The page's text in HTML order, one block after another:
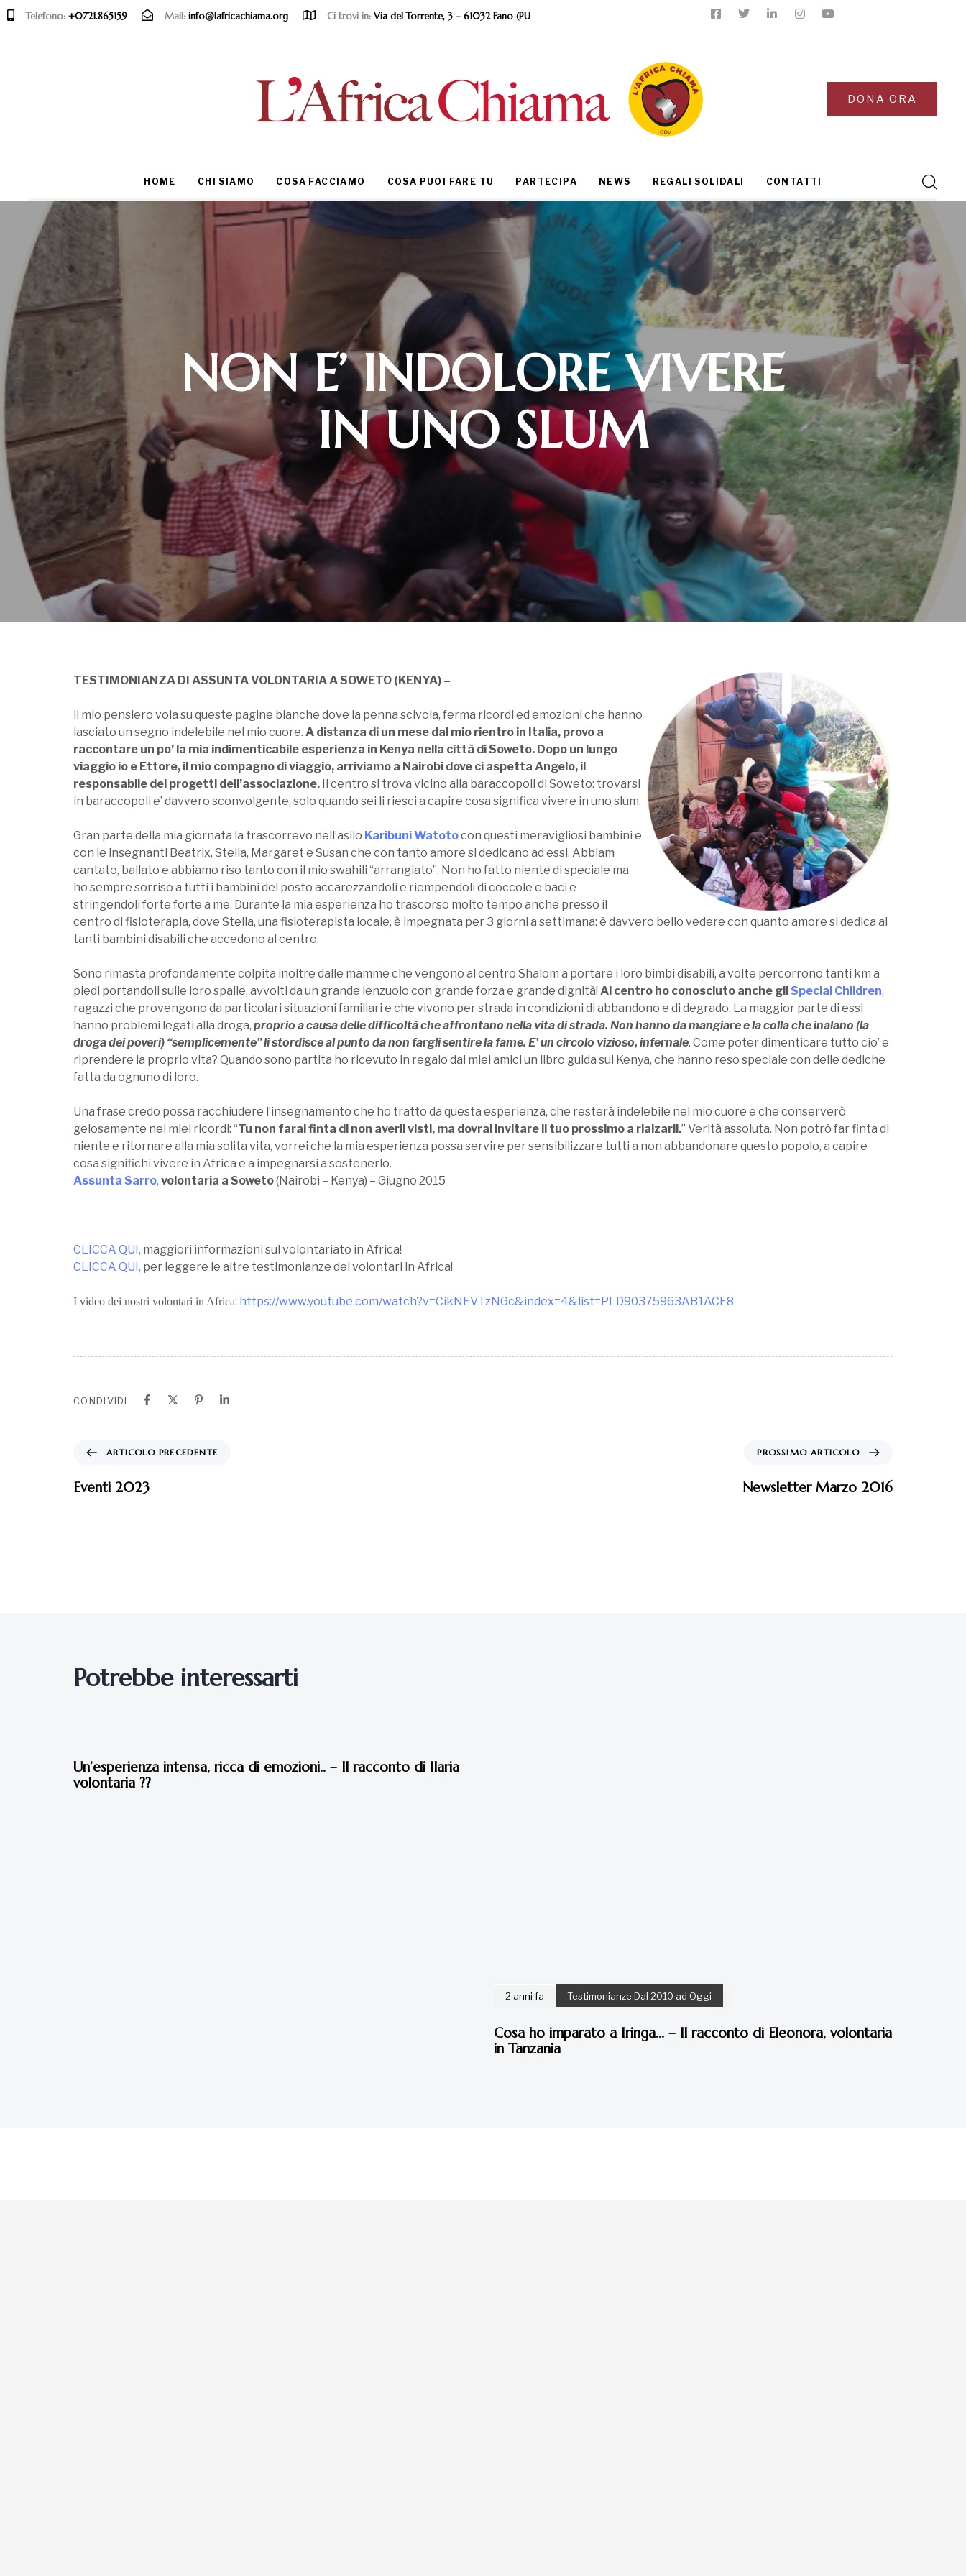
Telefono: +0721.865159 Mail: info@lafricachiama.org Ci trovi in: Via del Torrente, 3 – 61032 Fano (PU
DONA ORA
HOME CHI SIAMO COSA FACCIAMO COSA PUOI FARE TU PARTECIPA NEWS REGALI SOLIDALI CONTATTI
NON E’ INDOLORE VIVERE
IN UNO SLUM
TESTIMONIANZA DI ASSUNTA VOLONTARIA A SOWETO (KENYA) –
ll mio pensiero vola su queste pagine bianche dove la penna scivola, ferma ricordi ed emozioni che hanno
lasciato un segno indelebile nel mio cuore. A distanza di un mese dal mio rientro in Italia, provo a
raccontare un po’ la mia indimenticabile esperienza in Kenya nella città di Soweto. Dopo un lungo
viaggio io e Ettore, il mio compagno di viaggio, arriviamo a Nairobi dove ci aspetta Angelo, il
responsabile dei progetti dell’associazione. Il centro si trova vicino alla baraccopoli di Soweto: trovarsi
in baraccopoli e’ davvero sconvolgente, solo quando sei li riesci a capire cosa significa vivere in uno slum.
Gran parte della mia giornata la trascorrevo nell’asilo Karibuni Watotocon questi meravigliosi bambini e
con le insegnanti Beatrix, Stella, Margaret e Susan che con tanto amore si dedicano ad essi. Abbiam
cantato, ballato e abbiamo riso tanto con il mio swahili “arrangiato”. Non ho fatto niente di speciale ma
ho sempre sorriso a tutti i bambini del posto accarezzandoli e riempendoli di coccole e baci e
stringendoli forte forte a me. Durante la mia esperienza ho trascorso molto tempo anche presso il
centro di fisioterapia, dove Stella, una fisioterapista locale, è impegnata per 3 giorni a settimana: è davvero bello vedere con quanto amore si dedica ai
tanti bambini disabili che accedono al centro.
Sono rimasta profondamente colpita inoltre dalle mamme che vengono al centro Shalom a portare i loro bimbi disabili, a volte percorrono tanti km a
piedi portandoli sulle loro spalle, avvolti da un grande lenzuolo con grande forza e grande dignità! Al centro ho conosciuto anche gliSpecial Children,
ragazzi che provengono da particolari situazioni familiari e che vivono per strada in condizioni di abbandono e di degrado. La maggior parte di essi
hanno problemi legati alla droga, proprio a causa delle difficoltà che affrontano nella vita di strada. Non hanno da mangiare e la colla che inalano (la
droga dei poveri) “semplicemente” li stordisce al punto da non fargli sentire la fame. E’ un circolo vizioso, infernale. Come poter dimenticare tutto cio’ e
riprendere la proprio vita? Quando sono partita ho ricevuto in regalo dai miei amici un libro guida sul Kenya, che hanno reso speciale con delle dediche
fatta da ognuno di loro.
Una frase credo possa racchiudere l’insegnamento che ho tratto da questa esperienza, che resterà indelebile nel mio cuore e che conserverò
gelosamente nei miei ricordi: “Tu non farai finta di non averli visti, ma dovrai invitare il tuo prossimo a rialzarli.” Verità assoluta. Non potrò far finta di
niente e ritornare alla mia solita vita, vorrei che la mia esperienza possa servire per sensibilizzare tutti a non abbandonare questo popolo, a capire
cosa significhi vivere in Africa e a impegnarsi a sostenerlo.
Assunta Sarro, volontaria a Soweto(Nairobi – Kenya) – Giugno 2015
CLICCA QUI, maggiori informazioni sul volontariato in Africa!
CLICCA QUI, per leggere le altre testimonianze dei volontari in Africa!
I video dei nostri volontari in Africa: https://www.youtube.com/watch?v=CikNEVTzNGc&index=4&list=PLD90375963AB1ACF8
CONDIVIDI
ARTICOLO PRECEDENTE
Eventi 2023
PROSSIMO ARTICOLO
Newsletter Marzo 2016
Potrebbe interessarti
Un’esperienza intensa, ricca di emozioni.. – Il racconto di Ilaria
volontaria ??
2 anni fa Testimonianze Dal 2010 ad Oggi
Cosa ho imparato a Iringa… – Il racconto di Eleonora, volontaria
in Tanzania